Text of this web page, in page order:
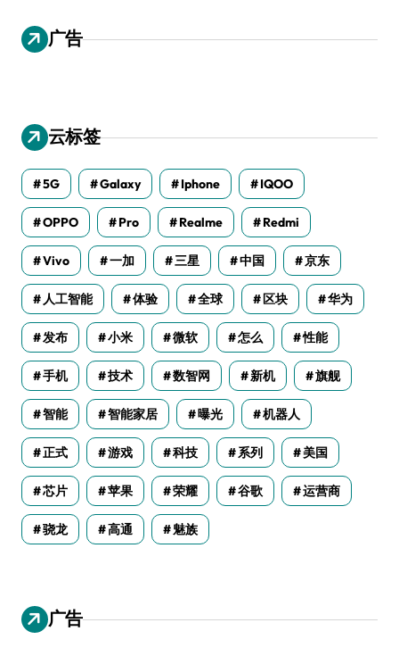
广告
云标签
5G Galaxy Iphone IQOO
OPPO Pro Realme Redmi
Vivo 一加 三星 中国 京东
人工智能 体验 全球 区块 华为
发布 小米 微软 怎么 性能
手机 技术 数智网 新机 旗舰
智能 智能家居 曝光 机器人
正式 游戏 科技 系列 美国
芯片 苹果 荣耀 谷歌 运营商
骁龙 高通 魅族
广告